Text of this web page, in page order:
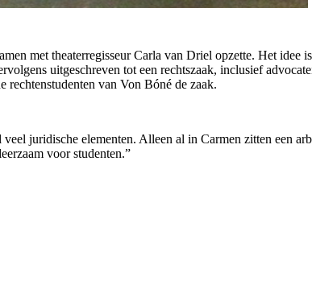
met theaterregisseur Carla van Driel opzette. Het idee
uitgeschreven tot een rechtszaak, inclusief
rechtenstudenten van Von Bóné de zaak.
juridische elementen. Alleen al in Carmen zitten een
voor studenten.”